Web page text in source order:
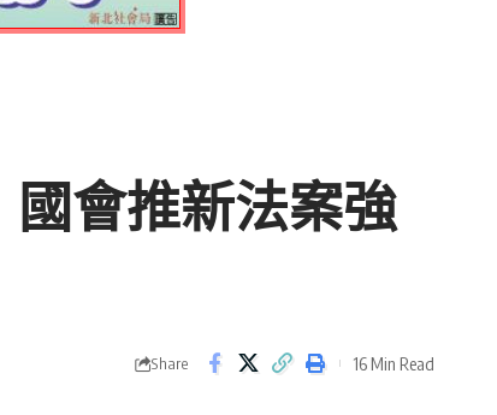
會推新法案強
Share 16 Min Read